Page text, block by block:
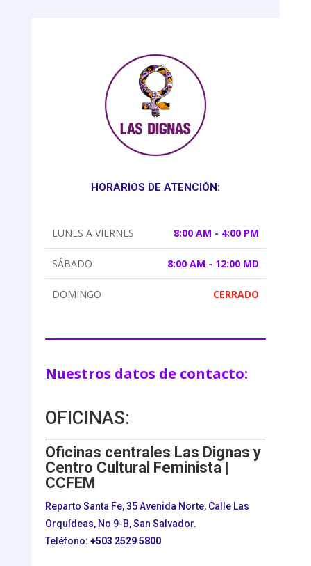
HORARIOS DE ATENCIÓN:
LUNES A VIERNES 8:00 AM - 4:00 PM
SÁBADO 8:00 AM - 12:00 MD
DOMINGO CERRADO
Nuestros datos de contacto:
OFICINAS:
Oficinas centrales Las Dignas y
Centro Cultural Feminista |
CCFEM
Reparto Santa Fe, 35 Avenida Norte, Calle Las
Orquídeas, No 9-B, San Salvador.
Teléfono: +503 2529 5800